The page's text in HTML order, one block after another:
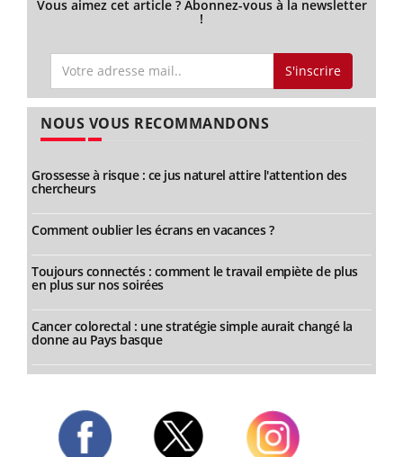
Vous aimez cet article ? Abonnez-vous à la newsletter
!
S'inscrire
NOUS VOUS RECOMMANDONS
Grossesse à risque : ce jus naturel attire l'attention des
chercheurs
Comment oublier les écrans en vacances ?
Toujours connectés : comment le travail empiète de plus
en plus sur nos soirées
Cancer colorectal : une stratégie simple aurait changé la
donne au Pays basque